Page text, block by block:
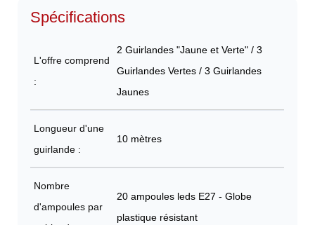
Spécifications
L'offre comprend
:
2 Guirlandes "Jaune et Verte" / 3
Guirlandes Vertes / 3 Guirlandes
Jaunes
Longueur d'une
guirlande :
10 mètres
Nombre
d'ampoules par
20 ampoules leds E27 - Globe
plastique résistant